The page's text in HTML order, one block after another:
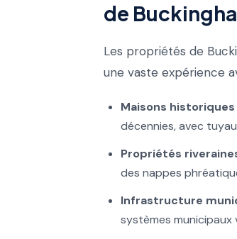
de
Les propriétés de
une vaste expérience
Maisons historiques
décennies, avec
Propriétés
des nappes
Infrastructure
systèmes